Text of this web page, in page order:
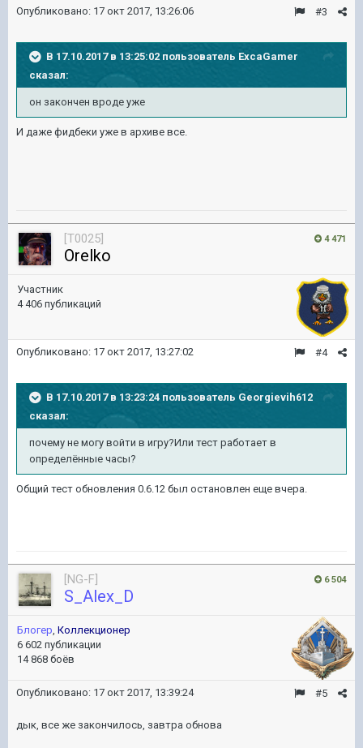
#3
Опубликовано: 17 окт 2017, 13:26:06
В 17.10.2017 в 13:25:02 пользователь ExcaGamer
сказал:
он закончен вроде уже
И даже фидбеки уже в архиве все.
4 471
[T0025]
Orelko
Участник
4 406 публикаций
#4
Опубликовано: 17 окт 2017, 13:27:02
В 17.10.2017 в 13:23:24 пользователь Georgievih612
сказал:
почему не могу войти в игру?Или тест работает в
определённые часы?
Общий тест обновления 0.6.12 был остановлен еще вчера.
6 504
[NG-F]
S_Alex_D
Блогер, Коллекционер
6 602 публикации
14 868 боёв
#5
Опубликовано: 17 окт 2017, 13:39:24
дык, все же закончилось, завтра обнова